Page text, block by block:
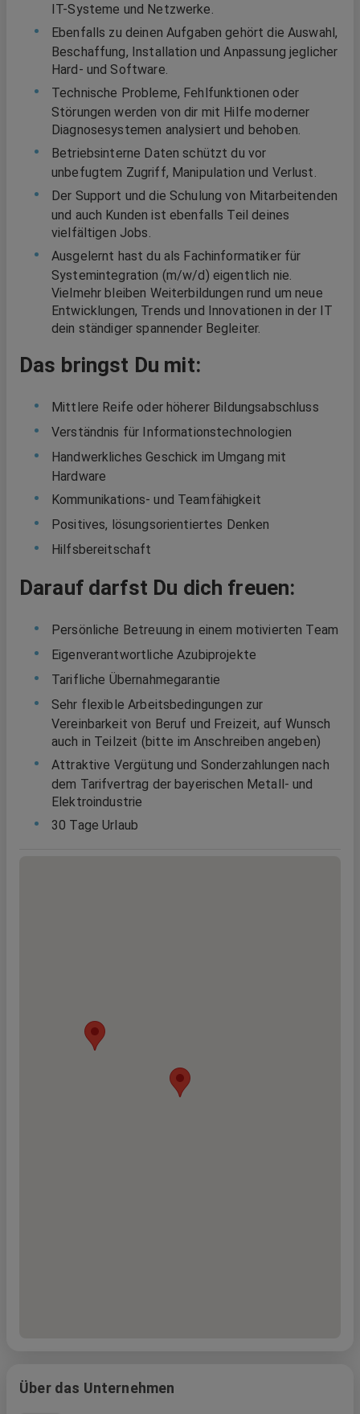
IT-Systeme und Netzwerke.
Ebenfalls zu deinen Aufgaben gehört die Auswahl,
Beschaffung, Installation und Anpassung jeglicher
Hard- und Software.
Technische Probleme, Fehlfunktionen oder
Störungen werden von dir mit Hilfe moderner
Diagnosesystemen analysiert und behoben.
Betriebsinterne Daten schützt du vor
unbefugtem Zugriff, Manipulation und Verlust.
Der Support und die Schulung von Mitarbeitenden
und auch Kunden ist ebenfalls Teil deines
vielfältigen Jobs.
Ausgelernt hast du als Fachinformatiker für
Systemintegration (m/w/d) eigentlich nie.
Vielmehr bleiben Weiterbildungen rund um neue
Entwicklungen, Trends und Innovationen in der IT
dein ständiger spannender Begleiter.
Das bringst Du mit:
Mittlere Reife oder höherer Bildungsabschluss
Verständnis für Informationstechnologien
Handwerkliches Geschick im Umgang mit
Hardware
Kommunikations- und Teamfähigkeit
Positives, lösungsorientiertes Denken
Hilfsbereitschaft
Darauf darfst Du dich freuen:
Persönliche Betreuung in einem motivierten Team
Eigenverantwortliche Azubiprojekte
Tarifliche Übernahmegarantie
Sehr flexible Arbeitsbedingungen zur
Vereinbarkeit von Beruf und Freizeit, auf Wunsch
auch in Teilzeit (bitte im Anschreiben angeben)
Attraktive Vergütung und Sonderzahlungen nach
dem Tarifvertrag der bayerischen Metall- und
Elektroindustrie
30 Tage Urlaub
Über das Unternehmen